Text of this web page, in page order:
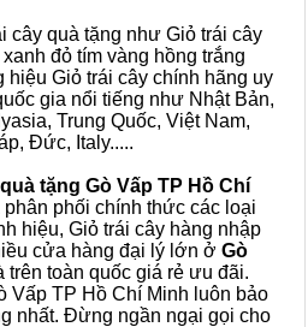
cây quà tặng như Giỏ trái cây
đỏ tím vàng hồng trắng
hiệu Giỏ trái cây chính hãng uy
gia nổi tiếng như Nhật Bản,
Trung Quốc, Việt Nam,
Đức, Italy.....
tặng Gò Vấp TP Hồ Chí
phân phối chính thức các loại
hiệu, Giỏ trái cây hàng nhập
cửa hàng đại lý lớn ở Gò
trên toàn quốc giá rẻ ưu đãi.
Vấp TP Hồ Chí Minh luôn bảo
nhất. Đừng ngần ngại gọi cho